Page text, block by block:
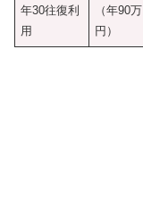
年30往復利
用
（年90万
円）